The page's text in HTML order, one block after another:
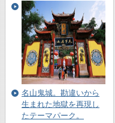
名山鬼城。勘違いから
生まれた地獄を再現し
たテーマパーク。